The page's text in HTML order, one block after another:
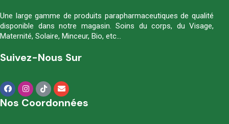
Une large gamme de produits parapharmaceutiques de qualité
disponible dans notre magasin. Soins du corps, du Visage,
Maternité, Solaire, Minceur, Bio, etc…
Suivez-Nous Sur
Nos Coordonnées